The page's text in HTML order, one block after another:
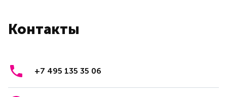
Контакты
+7 495 135 35 06